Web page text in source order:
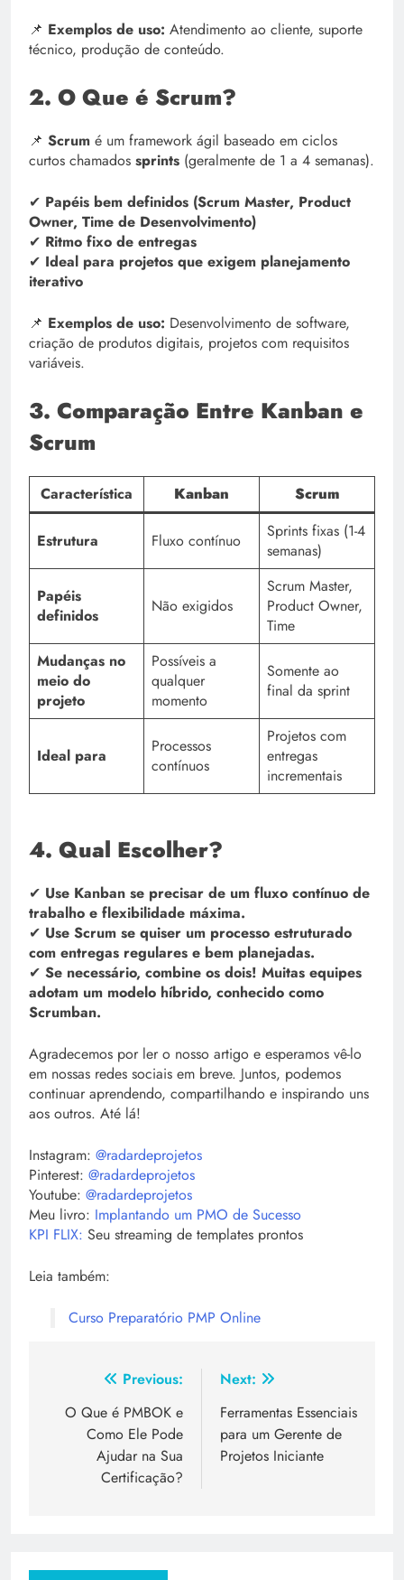
📌 Exemplos de uso: Atendimento ao cliente, suporte
técnico, produção de conteúdo.
2. O Que é Scrum?
📌 Scrum é um framework ágil baseado em ciclos
curtos chamados sprints (geralmente de 1 a 4 semanas).
✔ Papéis bem definidos (Scrum Master, Product
Owner, Time de Desenvolvimento)
✔ Ritmo fixo de entregas
✔ Ideal para projetos que exigem planejamento
iterativo
📌 Exemplos de uso: Desenvolvimento de software,
criação de produtos digitais, projetos com requisitos
variáveis.
3. Comparação Entre Kanban e
Scrum
Característica Kanban Scrum
Estrutura Fluxo contínuo
Sprints fixas (1-4
semanas)
Papéis
definidos
Não exigidos
Scrum Master,
Product Owner,
Time
Mudanças no
meio do
projeto
Possíveis a
qualquer
momento
Somente ao
final da sprint
Ideal para
Processos
contínuos
Projetos com
entregas
incrementais
4. Qual Escolher?
✔ Use Kanban se precisar de um fluxo contínuo de
trabalho e flexibilidade máxima.
✔ Use Scrum se quiser um processo estruturado
com entregas regulares e bem planejadas.
✔ Se necessário, combine os dois! Muitas equipes
adotam um modelo híbrido, conhecido como
Scrumban.
Agradecemos por ler o nosso artigo e esperamos vê-lo
em nossas redes sociais em breve. Juntos, podemos
continuar aprendendo, compartilhando e inspirando uns
aos outros. Até lá!
Instagram: @radardeprojetos
Pinterest: @radardeprojetos
Youtube: @radardeprojetos
Meu livro: Implantando um PMO de Sucesso
KPI FLIX: Seu streaming de templates prontos
Leia também:
Curso Preparatório PMP Online
Previous:
O Que é PMBOK e
Como Ele Pode
Ajudar na Sua
Certificação?
Next:
Ferramentas Essenciais
para um Gerente de
Projetos Iniciante